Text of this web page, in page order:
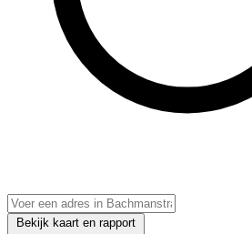
Bekijk kaart en rapport